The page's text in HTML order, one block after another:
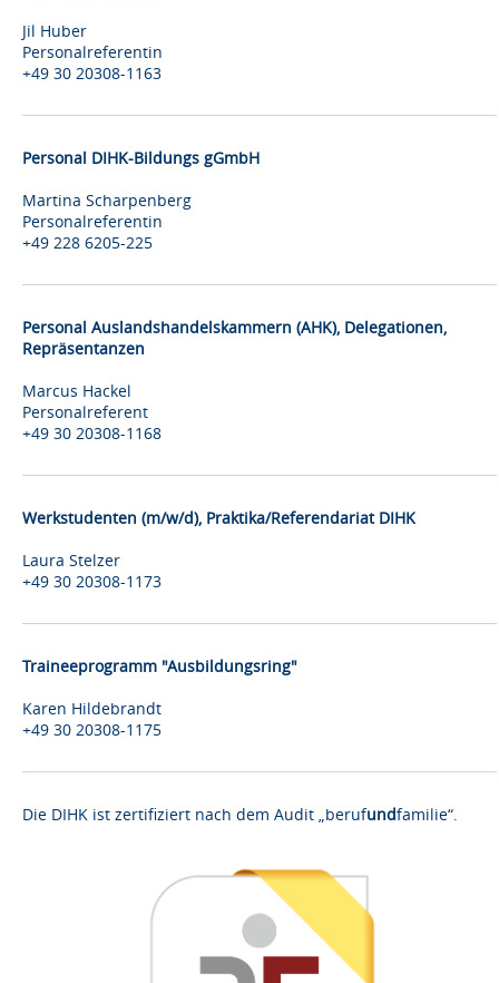
Jil Huber
Personalreferentin
+49 30 20308-1163
Personal DIHK-Bildungs gGmbH
Martina Scharpenberg
Personalreferentin
+49 228 6205-225
Personal Auslandshandelskammern (AHK), Delegationen,
Repräsentanzen
Marcus Hackel
Personalreferent
+49 30 20308-1168
Werkstudenten (m/w/d), Praktika/Referendariat DIHK
Laura Stelzer
+49 30 20308-1173
Traineeprogramm "Ausbildungsring"
Karen Hildebrandt
+49 30 20308-1175
Die DIHK ist zertifiziert nach dem Audit „berufundfamilie“.